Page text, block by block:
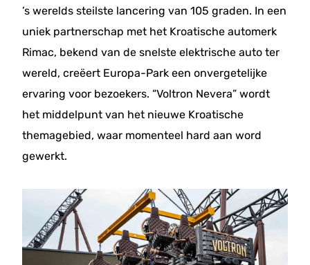
’s werelds steilste lancering van 105 graden. In een
uniek partnerschap met het Kroatische automerk
Rimac, bekend van de snelste elektrische auto ter
wereld, creëert Europa-Park een onvergetelijke
ervaring voor bezoekers. “Voltron Nevera” wordt
het middelpunt van het nieuwe Kroatische
themagebied, waar momenteel hard aan word
gewerkt.